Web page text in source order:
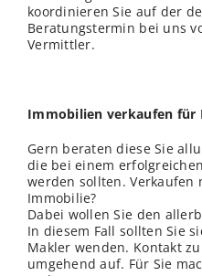
koordinieren Sie auf der
Beratungstermin bei uns
Vermittler.
Immobilien verkaufen für
Gern beraten diese Sie
die bei einem
werden sollten. Verkaufen
Immobilie?
Dabei wollen Sie den
In diesem Fall sollten Sie
Makler wenden. Kontakt
umgehend auf. Für Sie